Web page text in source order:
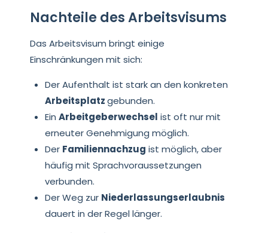
Nachteile des Arbeitsvisums
Das Arbeitsvisum bringt einige
Einschränkungen mit sich:
Der Aufenthalt ist stark an den konkreten
Arbeitsplatzgebunden.
Ein Arbeitgeberwechsel ist oft nur mit
erneuter Genehmigung möglich.
Der Familiennachzug ist möglich, aber
häufig mit Sprachvoraussetzungen
verbunden.
Der Weg zur Niederlassungserlaubnis
dauert in der Regel länger.